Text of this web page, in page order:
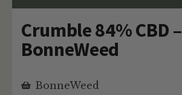
Crumble 84% CBD –
BonneWeed
BonneWeed